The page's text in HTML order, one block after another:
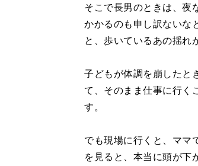
そこで長男のときは、夜
かかるのも申し訳ないな
と、歩いているあの揺れ
子どもが体調を崩したと
て、そのまま仕事に行く
す。
でも現場に行くと、ママ
を見ると、本当に頭が下